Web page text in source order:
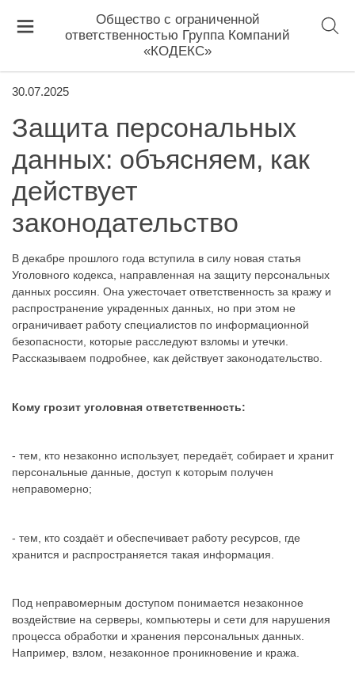
Общество с ограниченной
ответственностью Группа Компаний
«КОДЕКС»
30.07.2025
Защита персональных
данных: объясняем, как
действует
законодательство
В декабре прошлого года вступила в силу новая статья
Уголовного кодекса, направленная на защиту персональных
данных россиян. Она ужесточает ответственность за кражу и
распространение украденных данных, но при этом не
ограничивает работу специалистов по информационной
безопасности, которые расследуют взломы и утечки.
Рассказываем подробнее, как действует законодательство.
Кому грозит уголовная ответственность:
- тем, кто незаконно использует, передаёт, собирает и хранит
персональные данные, доступ к которым получен
неправомерно;
- тем, кто создаёт и обеспечивает работу ресурсов, где
хранится и распространяется такая информация.
Под неправомерным доступом понимается незаконное
воздействие на серверы, компьютеры и сети для нарушения
процесса обработки и хранения персональных данных.
Например, взлом, незаконное проникновение и кража.